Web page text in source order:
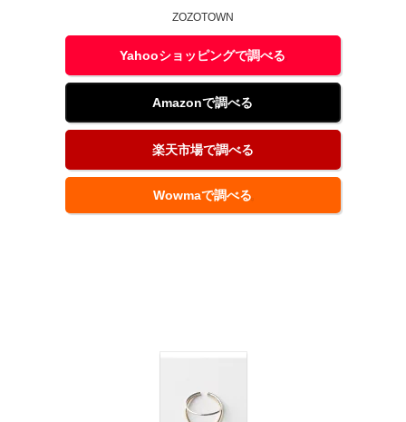
ZOZOTOWN
Yahooショッピングで調べる
Amazonで調べる
楽天市場で調べる
Wowmaで調べる